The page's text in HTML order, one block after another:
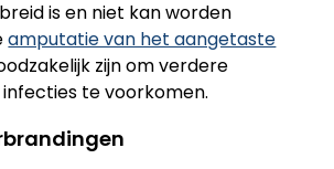
is en niet kan worden
amputatie van het aangetaste
zijn om verdere
te voorkomen.